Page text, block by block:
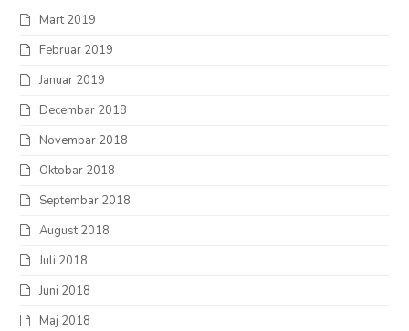
Mart 2019
Februar 2019
Januar 2019
Decembar 2018
Novembar 2018
Oktobar 2018
Septembar 2018
August 2018
Juli 2018
Juni 2018
Maj 2018